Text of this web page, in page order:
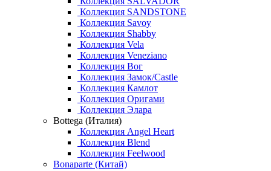
Коллекция SANDSTONE
Коллекция Savoy
Коллекция Shabby
Коллекция Vela
Коллекция Veneziano
Коллекция Вог
Коллекция Замок/Castle
Коллекция Камлот
Коллекция Оригами
Коллекция Элара
Bottega (Италия)
Коллекция Angel Heart
Коллекция Blend
Коллекция Feelwood
Bonaparte (Китай)